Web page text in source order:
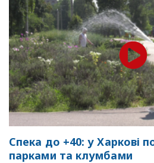
Спека до +40: у Харкові
парками та клумбами